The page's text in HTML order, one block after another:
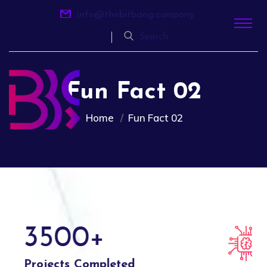
info@thebitbang.company
Search
Fun Fact 02
Home Fun Fact 02
3500+
Projects Completed